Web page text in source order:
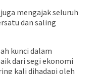
mengajak seluruh
dan saling
kunci dalam
dari segi ekonomi
kali dihadapi oleh